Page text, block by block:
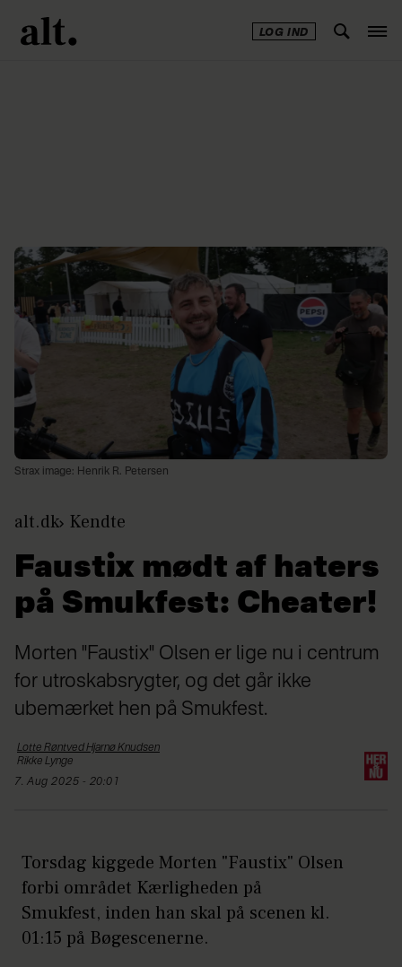
LOG IND
Strax image: Henrik R. Petersen
alt.dk Kendte
Faustix mødt af haters
på Smukfest: Cheater!
Morten "Faustix" Olsen er lige nu i centrum
for utroskabsrygter, og det går ikke
ubemærket hen på Smukfest.
Lotte Røntved Hjarnø Knudsen
Rikke Lynge
7. Aug 2025 - 20:01
Torsdag kiggede Morten "Faustix" Olsen
forbi området Kærligheden på
Smukfest, inden han skal på scenen kl.
01:15 på Bøgescenerne.